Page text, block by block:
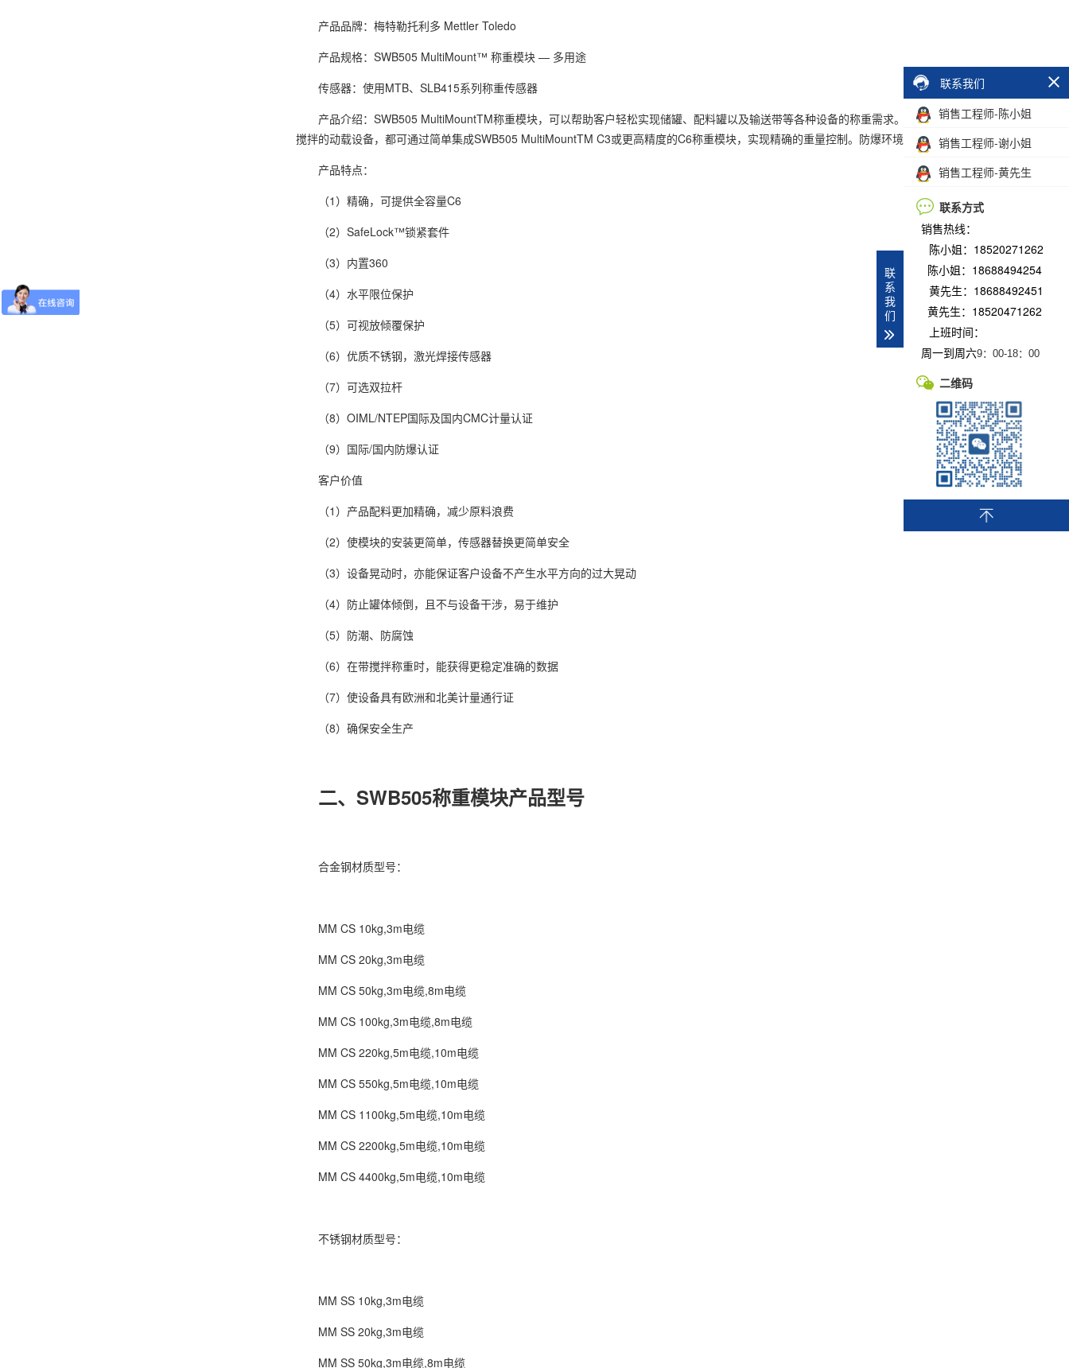
产品品牌：梅特勒托利多 Mettler Toledo
产品规格：SWB505 MultiMount™ 称重模块 — 多用途
传感器：使用MTB、SLB415系列称重传感器
产品介绍：SWB505 MultiMountTM称重模块，可以帮助客户轻松实现储罐、配料罐以及输送带等各种设备的称重需求。无论是静载，还是带
搅拌的动载设备，都可通过简单集成SWB505 MultiMountTM C3或更高精度的C6称重模块，实现精确的重量控制。防爆环境也能轻松应对。
产品特点：
（1）精确，可提供全容量C6
（2）SafeLock™锁紧套件
（3）内置360
（4）水平限位保护
（5）可视放倾覆保护
（6）优质不锈钢，激光焊接传感器
（7）可选双拉杆
（8）OIML/NTEP国际及国内CMC计量认证
（9）国际/国内防爆认证
客户价值
（1）产品配料更加精确，减少原料浪费
（2）使模块的安装更简单，传感器替换更简单安全
（3）设备晃动时，亦能保证客户设备不产生水平方向的过大晃动
（4）防止罐体倾倒，且不与设备干涉，易于维护
（5）防潮、防腐蚀
（6）在带搅拌称重时，能获得更稳定准确的数据
（7）使设备具有欧洲和北美计量通行证
（8）确保安全生产
二、SWB505称重模块产品型号
合金钢材质型号：
MM CS 10kg,3m电缆
MM CS 20kg,3m电缆
MM CS 50kg,3m电缆,8m电缆
MM CS 100kg,3m电缆,8m电缆
MM CS 220kg,5m电缆,10m电缆
MM CS 550kg,5m电缆,10m电缆
MM CS 1100kg,5m电缆,10m电缆
MM CS 2200kg,5m电缆,10m电缆
MM CS 4400kg,5m电缆,10m电缆
不锈钢材质型号：
MM SS 10kg,3m电缆
MM SS 20kg,3m电缆
MM SS 50kg,3m电缆,8m电缆
联系我们
销售工程师-陈小姐
销售工程师-谢小姐
销售工程师-黄先生
联系方式
销售热线：
陈小姐：18520271262
陈小姐：18688494254
黄先生：18688492451
黄先生：18520471262
上班时间：
周一到周六9：00-18：00
二维码
联
系
我
们